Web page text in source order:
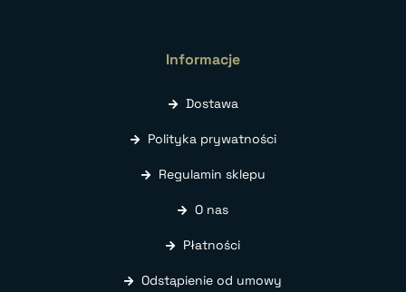
Informacje
Dostawa
Polityka prywatności
Regulamin sklepu
O nas
Płatności
Odstąpienie od umowy